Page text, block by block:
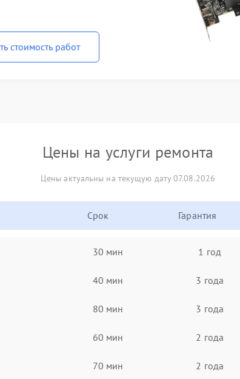
стоимость работ
Цены на услуги ремонта
Цены актуальны на текущую дату 07.08.2026
Срок Гарантия
30 мин 1 год
40 мин 3 года
80 мин 3 года
60 мин 2 года
70 мин 2 года